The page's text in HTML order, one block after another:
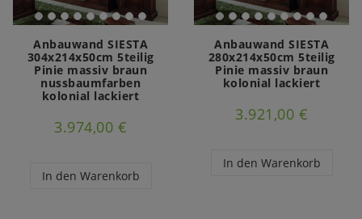
Anbauwand SIESTA
304x214x50cm 5teilig
Pinie massiv braun
nussbaumfarben
kolonial lackiert
3.974,00 €
In den Warenkorb
Anbauwand SIESTA
280x214x50cm 5teilig
Pinie massiv braun
kolonial lackiert
3.921,00 €
In den Warenkorb